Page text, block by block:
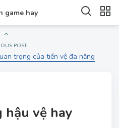
game hay
POST
trọng của tiền vệ đa năng
hậu vệ hay